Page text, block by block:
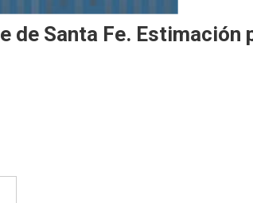
Santa Fe. Estimación